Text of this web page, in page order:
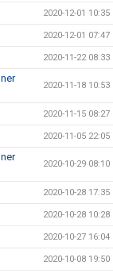
2020-12-01 10:35
2020-12-01 07:47
2020-11-22 08:33
2020-11-18 10:53
2020-11-15 08:27
2020-11-05 22:05
2020-10-29 08:10
2020-10-28 17:35
2020-10-28 10:28
2020-10-27 16:04
2020-10-08 19:50